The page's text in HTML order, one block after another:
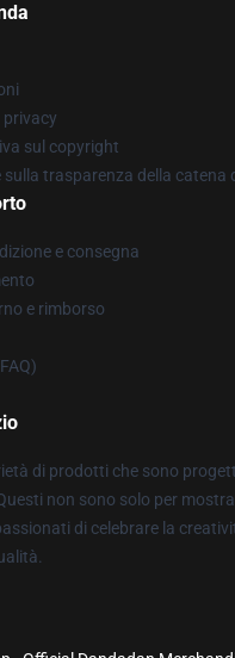
sul copyright
sulla trasparenza della catena
e consegna
e rimborso
di prodotti che sono
non sono solo per
di celebrare la